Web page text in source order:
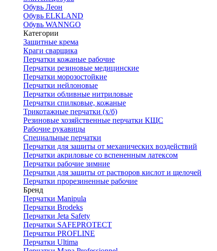
Обувь Леон
Обувь ELKLAND
Обувь WANNGO
Категории
Защитные крема
Краги сварщика
Перчатки кожаные рабочие
Перчатки резиновые медицинские
Перчатки морозостойкие
Перчатки нейлоновые
Перчатки обливные нитриловые
Перчатки спилковые, кожаные
Трикотажные перчатки (х/б)
Резиновые хозяйственные перчатки КЩС
Рабочие рукавицы
Специальные перчатки
Перчатки для защиты от механических воздействий
Перчатки акриловые со вспененным латексом
Перчатки рабочие зимние
Перчатки для защиты от растворов кислот и щелочей
Перчатки прорезиненные рабочие
Бренд
Перчатки Manipula
Перчатки Brodeks
Перчатки Jeta Safety
Перчатки SAFEPROTECT
Перчатки PROFLINE
Перчатки Ultima